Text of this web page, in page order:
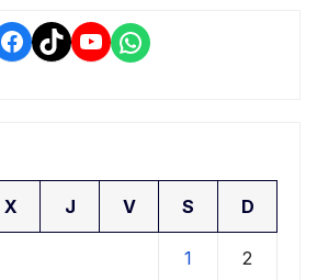
Facebook
TikTokYouTube
WhatsApp
X J V S D
1 2